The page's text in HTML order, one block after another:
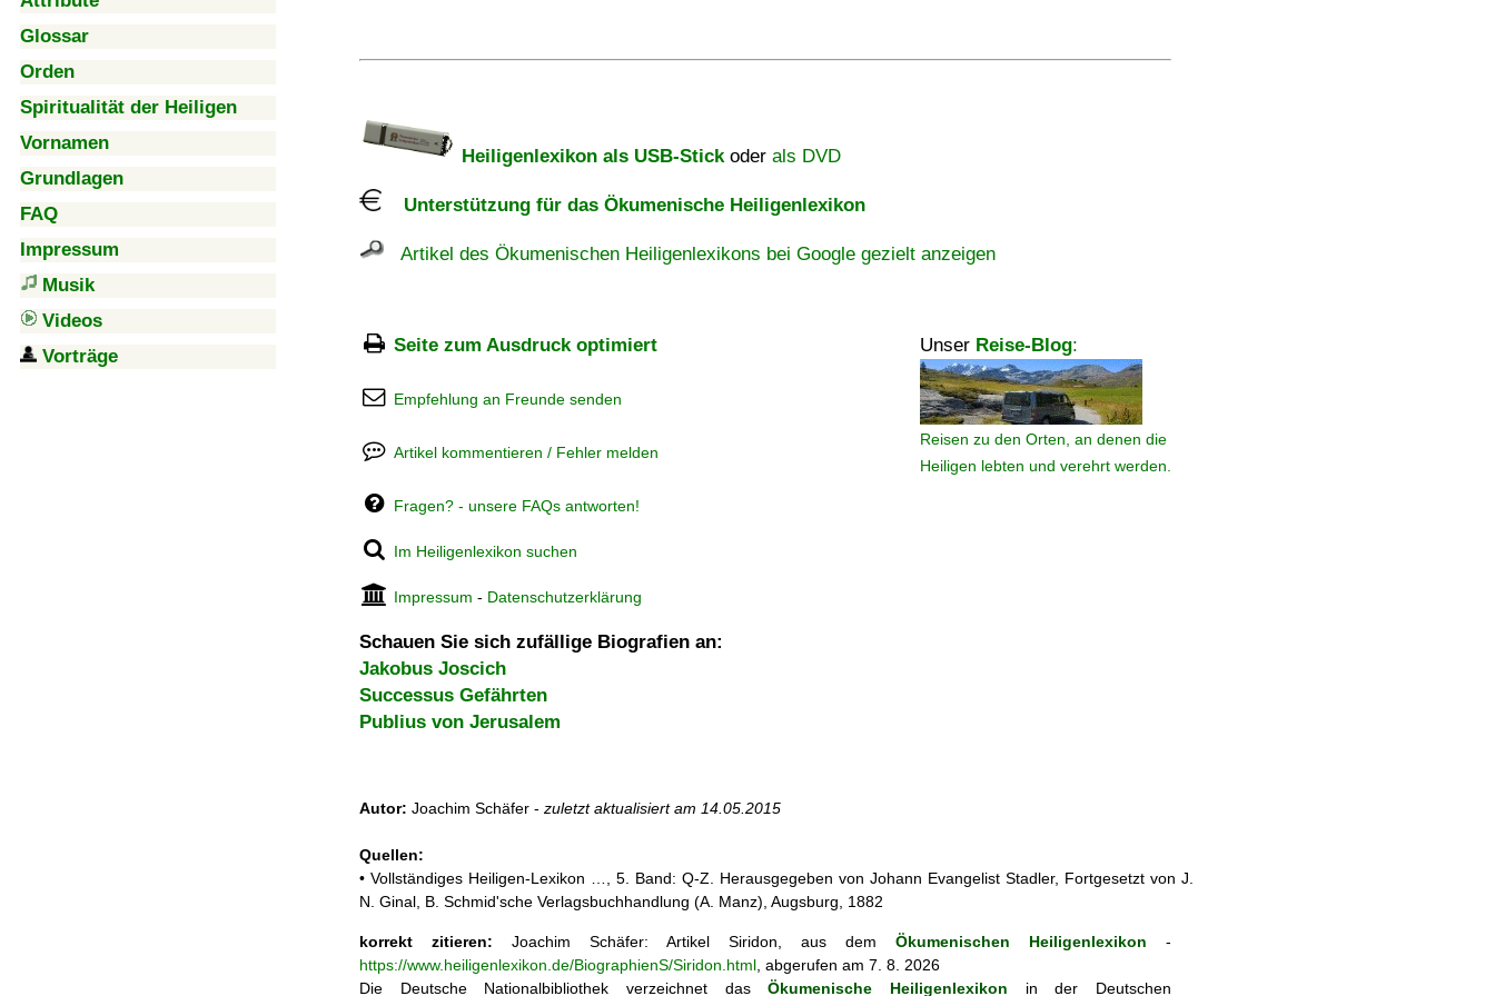
Glossar
Orden
Spiritualität der Heiligen
Vornamen
Grundlagen
FAQ
Impressum
Musik
Videos
Vorträge
Heiligenlexikon als USB-Stickoder als DVD
Unterstützung für das Ökumenische Heiligenlexikon
Artikel des Ökumenischen Heiligenlexikons bei Google gezielt anzeigen
Seite zum Ausdruck optimiert Unser Reise-Blog:
Reisen zu den Orten, an denen die
Heiligen lebten und verehrt werden.
Empfehlung an Freunde senden
Artikel kommentieren / Fehler melden
Fragen? - unsere FAQs antworten!
Im Heiligenlexikon suchen
Impressum - Datenschutzerklärung
Schauen Sie sich zufällige Biografien an:
Jakobus Joscich
Successus Gefährten
Publius von Jerusalem
Autor: Joachim Schäfer - zuletzt aktualisiert am 14.05.2015
Quellen:
• Vollständiges Heiligen-Lexikon …, 5. Band: Q-Z. Herausgegeben von Johann Evangelist Stadler, Fortgesetzt von J.
N. Ginal, B. Schmid'sche Verlagsbuchhandlung (A. Manz), Augsburg, 1882
korrekt zitieren: Joachim Schäfer: Artikel Siridon, aus dem Ökumenischen Heiligenlexikon -
https://www.heiligenlexikon.de/BiographienS/Siridon.html , abgerufen am 7. 8. 2026
Die Deutsche Nationalbibliothek verzeichnet dasÖkumenische Heiligenlexikon in der Deutschen